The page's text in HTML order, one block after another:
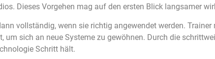
Dieses Vorgehen mag auf den ersten Blick langsamer
vollständig, wenn sie richtig angewendet werden.
um sich an neue Systeme zu gewöhnen. Durch die
Schritt hält.